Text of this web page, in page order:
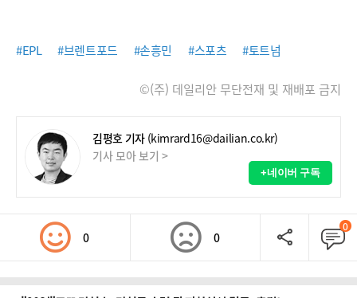
#EPL #브렌트포드 #손흥민 #스포츠 #토트넘
©(주) 데일리안 무단전재 및 재배포 금지
김평호 기자 (kimrard16@dailian.co.kr)
기사 모아 보기 >
+네이버 구독
0 0
0